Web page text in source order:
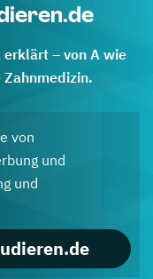
– von A wie
von
und
und